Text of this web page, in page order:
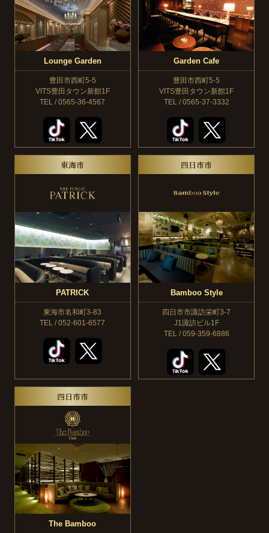
Lounge Garden
豊田市西町5-5
VITS豊田タウン新館1F
TEL / 0565-36-4567
Garden Cafe
豊田市西町5-5
VITS豊田タウン新館1F
TEL / 0565-37-3332
東海市
PATRICK
東海市名和町3-83
TEL / 052-601-6577
四日市市
Bamboo Style
四日市市諏訪栄町3-7
J1諏訪ビル1F
TEL / 059-359-6886
四日市市
The Bamboo